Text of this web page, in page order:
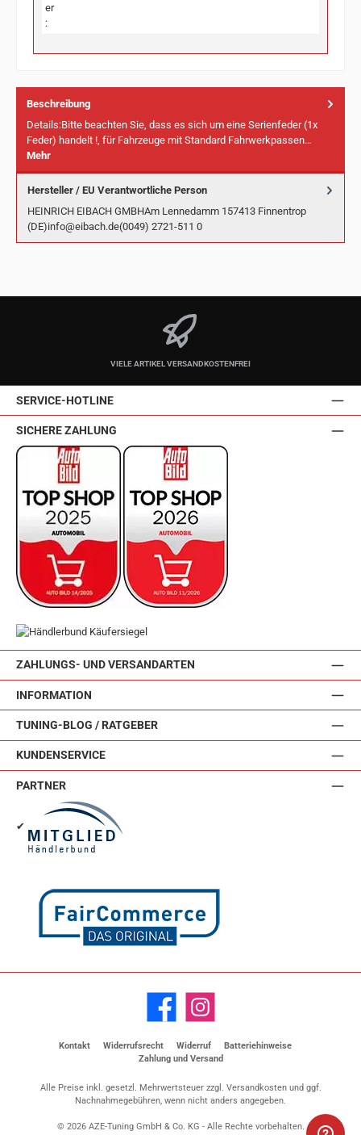
er
:
Beschreibung
Details:Bitte beachten Sie, dass es sich um eine Serienfeder (1x
Feder) handelt !, für Fahrzeuge mit Standard Fahrwerkpassen…
Mehr
Hersteller / EU Verantwortliche Person
HEINRICH EIBACH GMBHAm Lennedamm 157413 Finnentrop
(DE)info@eibach.de(0049) 2721-511 0
VIELE ARTIKEL VERSANDKOSTENFREI
SERVICE-HOTLINE
ZAHLUNGS- UND VERSANDARTEN
INFORMATION
TUNING-BLOG / RATGEBER
KUNDENSERVICE
SICHERE ZAHLUNG
PARTNER
✔
Facebook Instagram
Kontakt Widerrufsrecht Widerruf
Batteriehinweise
Zahlung und Versand
Alle Preise inkl. gesetzl. Mehrwertsteuer zzgl. Versandkostenund ggf.
Nachnahmegebühren, wenn nicht anders angegeben.
© 2026 AZE-Tuning GmbH & Co. KG - Alle Rechte vorbehalten.